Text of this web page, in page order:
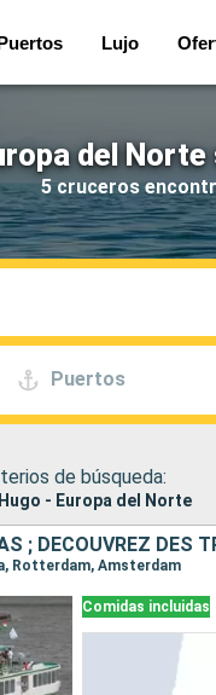
Lujo
del
5 cruceros
Puertos
de búsqueda:
- Europa del Norte
Rotterdam, Amsterdam
Comidas incluidas